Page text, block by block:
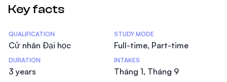
Key facts
Statistics
QUALIFICATION
Cử nhân Đại học
STUDY MODE
Full-time, Part-time
DURATION
3 years
INTAKES
Tháng 1, Tháng 9